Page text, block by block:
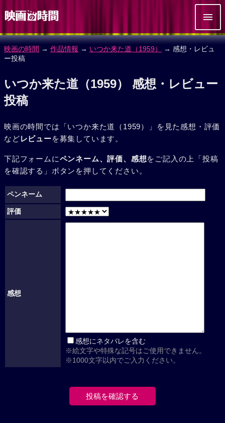
映画の時間 → 作品情報 → いつか来た道（1959）
→ 感想・レビュ
ー投稿
いつか来た道（1959） 感想・レビュー
投稿
映画の時間では「いつか来た道（1959）」を見た感想・評価
などレビューを募集しています。
下記フォームにペンネーム、評価、感想をご記入の上「投稿
を確認する」ボタンを押してください。
ペンネーム
評価
感想
感想にネタバレを含む
※絵文字や特殊な記号はご使用できません。
※1000文字以内でご入力ください。